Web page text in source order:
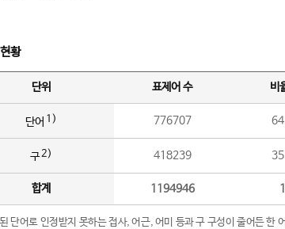
황
단위 표제어 수 비
단어 1) 776707
구2) 418239
합계 1194946
단어로 인정받지 못하는 접사, 어근, 어미 등과 구 구성이 줄어든 한